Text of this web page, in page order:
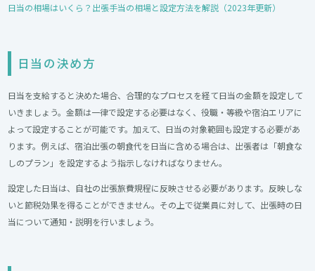
日当の相場はいくら？出張手当の相場と設定方法を解説（2023年更新）
日当の決め方
日当を支給すると決めた場合、合理的なプロセスを経て日当の金額を設定して
いきましょう。金額は一律で設定する必要はなく、役職・等級や宿泊エリアに
よって設定することが可能です。加えて、日当の対象範囲も設定する必要があ
ります。例えば、宿泊出張の朝食代を日当に含める場合は、出張者は「朝食な
しのプラン」を設定するよう指示しなければなりません。
設定した日当は、自社の出張旅費規程に反映させる必要があります。反映しな
いと節税効果を得ることができません。その上で従業員に対して、出張時の日
当について通知・説明を行いましょう。